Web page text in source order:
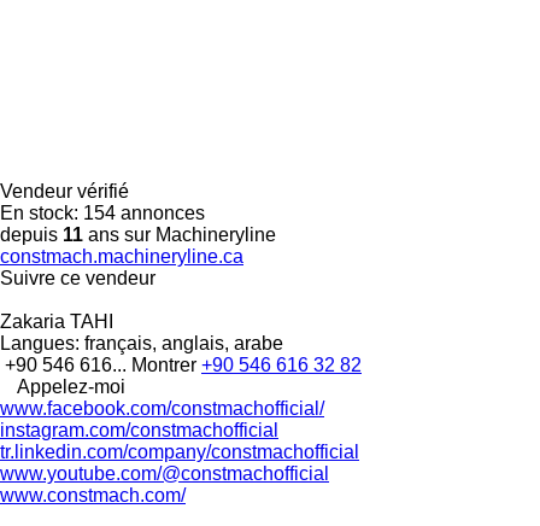
Vendeur vérifié
En stock: 154 annonces
depuis 11 ans sur Machineryline
constmach.machineryline.ca
Suivre ce vendeur
Zakaria TAHI
Langues: français, anglais, arabe
+90 546 616... Montrer +90 546 616 32 82
Appelez-moi
www.facebook.com/constmachofficial/
instagram.com/constmachofficial
tr.linkedin.com/company/constmachofficial
www.youtube.com/@constmachofficial
www.constmach.com/